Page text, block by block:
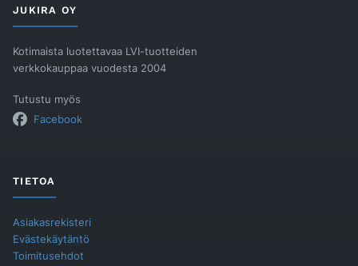
JUKIRA OY
Kotimaista luotettavaa LVI-tuotteiden
verkkokauppaa vuodesta 2004
Tutustu myös
Facebook
TIETOA
Asiakasrekisteri
Evästekäytäntö
Toimitusehdot